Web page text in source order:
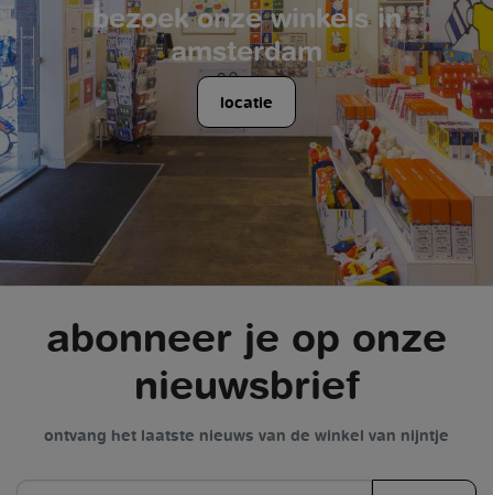
bezoek onze winkels in
amsterdam
locatie
abonneer je op onze
nieuwsbrief
ontvang het laatste nieuws van de winkel van nijntje